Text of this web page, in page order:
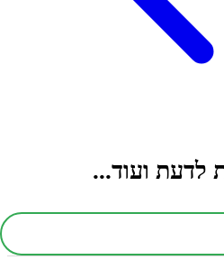
לדעת ועוד...